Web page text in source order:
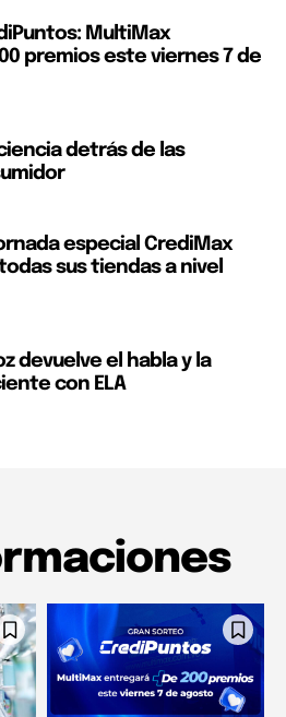
MultiMax
premios este viernes 7 de
detrás de las
especial CrediMax
sus tiendas a nivel
devuelve el habla y la
con ELA